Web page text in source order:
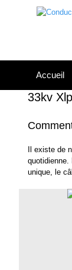
Accueil
33kv
Il existe de
quotidienne.
unique, le